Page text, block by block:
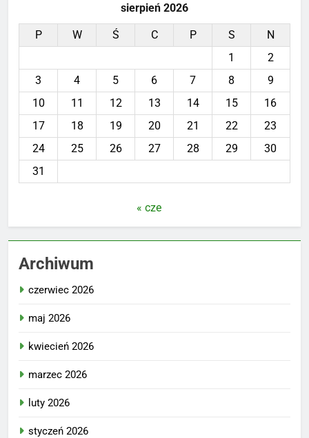
sierpień 2026
P W Ś C P S
N
1
2
3
4 5 6 7 8
9
10
11 12 13 14 15
16
17
18 19 20 21 22
23
24
25 26 27 28 29
30
31
« cze
Archiwum
czerwiec 2026
maj 2026
kwiecień 2026
marzec 2026
luty 2026
styczeń 2026